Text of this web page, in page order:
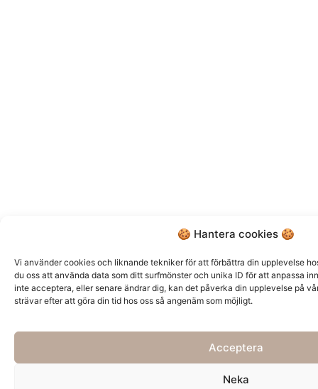
🍪 Hantera cookies 🍪
Vi använder cookies och liknande tekniker för att förbättra din upplevelse
du oss att använda data som ditt surfmönster och unika ID för att anpassa
inte acceptera, eller senare ändrar dig, kan det påverka din upplevelse på
strävar efter att göra din tid hos oss så angenäm som möjligt.
Acceptera
Neka